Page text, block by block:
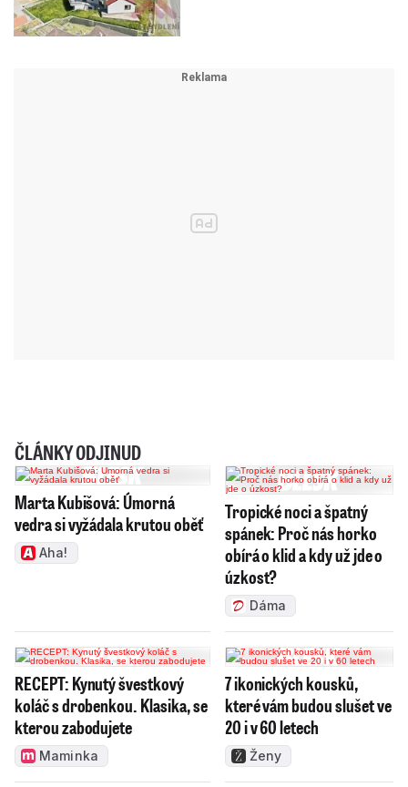
ČLÁNKY ODJINUD
Marta Kubišová: Úmorná
vedra si vyžádala krutou oběť
Aha!
Tropické noci a špatný
spánek: Proč nás horko
obírá o klid a kdy už jde o
úzkost?
Dáma
RECEPT: Kynutý švestkový
koláč s drobenkou. Klasika, se
kterou zabodujete
Maminka
7 ikonických kousků,
které vám budou slušet ve
20 i v 60 letech
Ženy